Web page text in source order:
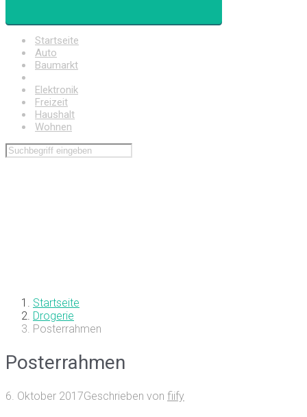
Startseite
Auto
Baumarkt
Elektronik
Freizeit
Haushalt
Wohnen
Startseite
Drogerie
Posterrahmen
Posterrahmen
6. Oktober 2017Geschrieben von fiify